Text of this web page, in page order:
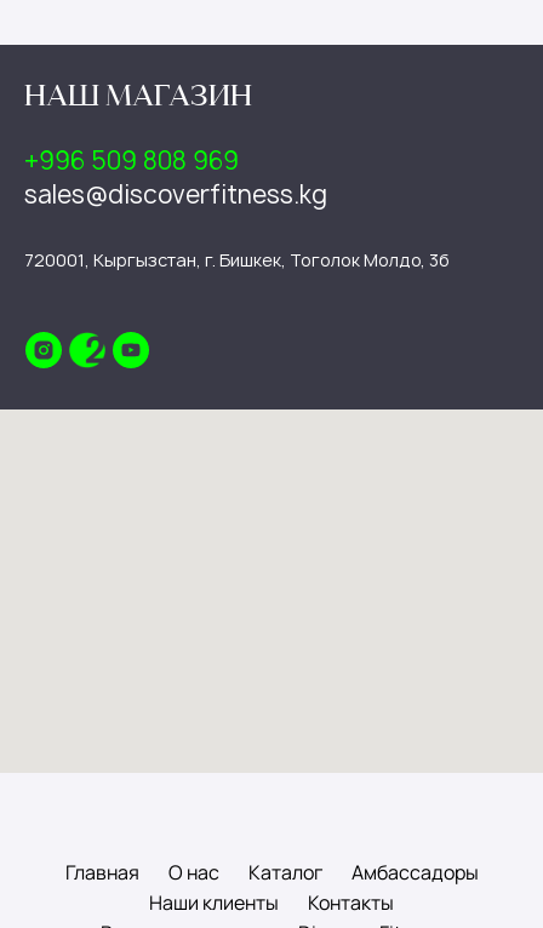
НАШ МАГАЗИН
+996 509 808 969
sales@discoverfitness.kg
720001, Кыргызстан, г. Бишкек, Тоголок Молдо, 3б
Главная О нас Каталог
Амбассадоры
Наши клиенты
Контакты